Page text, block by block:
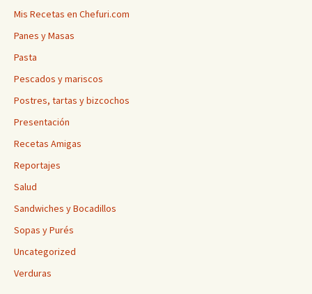
Mis Recetas en Chefuri.com
Panes y Masas
Pasta
Pescados y mariscos
Postres, tartas y bizcochos
Presentación
Recetas Amigas
Reportajes
Salud
Sandwiches y Bocadillos
Sopas y Purés
Uncategorized
Verduras